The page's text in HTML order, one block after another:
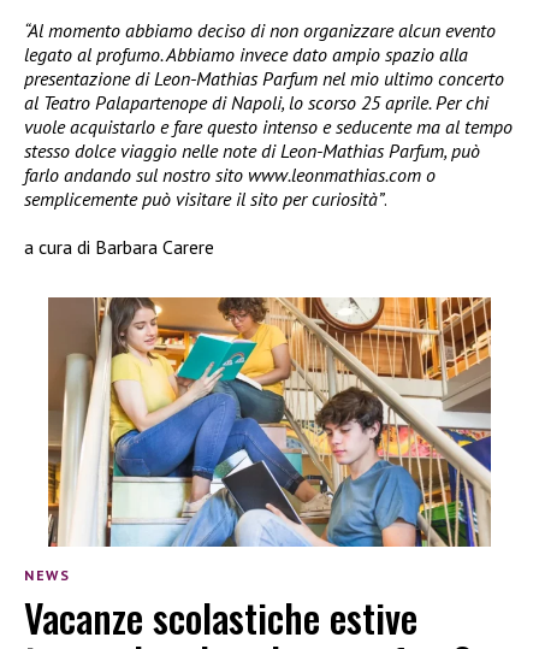
“Al momento abbiamo deciso di non organizzare alcun evento
legato al profumo. Abbiamo invece dato ampio spazio alla
presentazione di Leon-Mathias Parfum nel mio ultimo concerto
al Teatro Palapartenope di Napoli, lo scorso 25 aprile. Per chi
vuole acquistarlo e fare questo intenso e seducente ma al tempo
stesso dolce viaggio nelle note di Leon-Mathias Parfum, può
farlo andando sul nostro sito www.leonmathias.com o
semplicemente può visitare il sito per curiosità”.
a cura di Barbara Carere
NEWS
Vacanze scolastiche estive